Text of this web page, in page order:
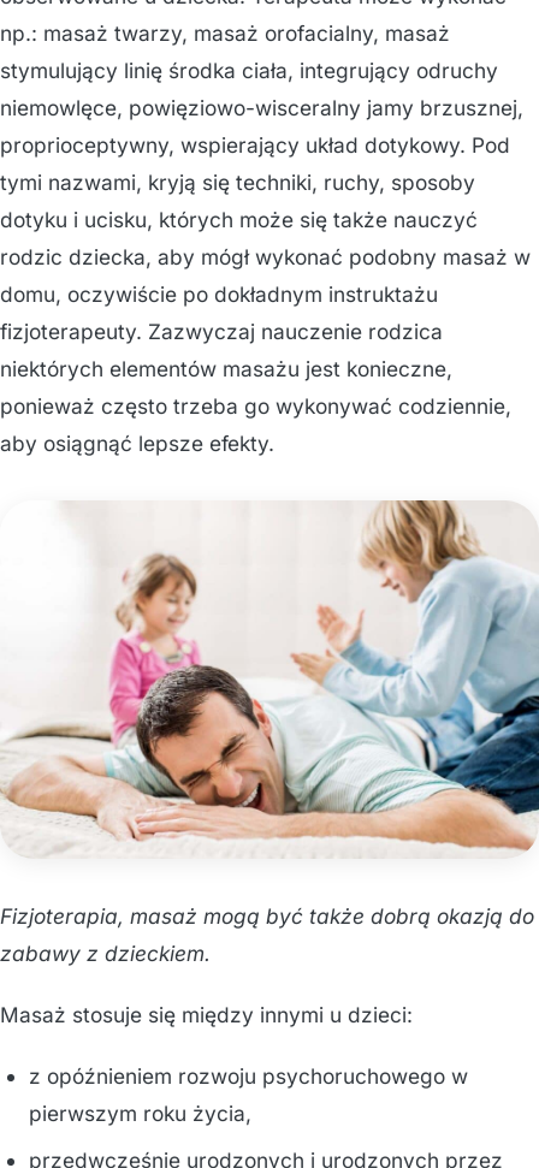
np.: masaż twarzy, masaż orofacialny, masaż
stymulujący linię środka ciała, integrujący odruchy
niemowlęce, powięziowo-wisceralny jamy brzusznej,
proprioceptywny, wspierający układ dotykowy. Pod
tymi nazwami, kryją się techniki, ruchy, sposoby
dotyku i ucisku, których może się także nauczyć
rodzic dziecka, aby mógł wykonać podobny masaż w
domu, oczywiście po dokładnym instruktażu
fizjoterapeuty. Zazwyczaj nauczenie rodzica
niektórych elementów masażu jest konieczne,
ponieważ często trzeba go wykonywać codziennie,
aby osiągnąć lepsze efekty.
Fizjoterapia, masaż mogą być także dobrą okazją do
zabawy z dzieckiem.
Masaż stosuje się między innymi u dzieci:
z opóźnieniem rozwoju psychoruchowego w
pierwszym roku życia,
przedwcześnie urodzonych i urodzonych przez